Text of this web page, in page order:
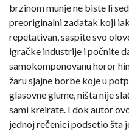
brzinom munje ne biste li
preoriginalni zadatak koji
repetativan, saspite svo
igračke industrije i počnite
samokomponovanu horor
žaru sjajne borbe koje u
glasovne glume, ništa nije
sami kreirate. I dok autor
jednoj rečenici podsetio šta